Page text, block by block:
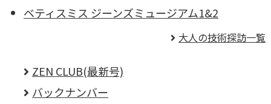
ベティスミス ジーンズミュージアム1&2
大人の技術探訪一覧
ZEN CLUB(最新号)
バックナンバー